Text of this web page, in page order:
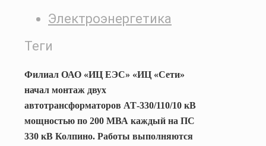
Электроэнергетика
Теги
Филиал ОАО «ИЦ ЕЭС» «ИЦ «Сети»
начал монтаж двух
автотрансформаторов АТ-330/110/10 кВ
мощностью по 200 МВА каждый на ПС
330 кВ Колпино. Работы выполняются